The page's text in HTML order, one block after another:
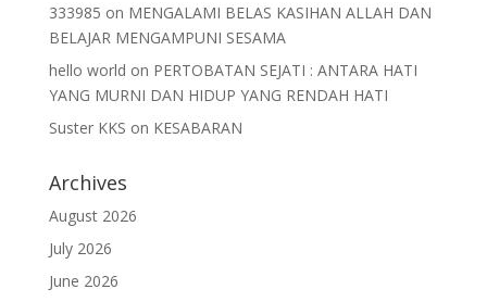
333985 on MENGALAMI BELAS KASIHAN ALLAH DAN
BELAJAR MENGAMPUNI SESAMA
hello world on PERTOBATAN SEJATI : ANTARA HATI
YANG MURNI DAN HIDUP YANG RENDAH HATI
Suster KKS on KESABARAN
Archives
August 2026
July 2026
June 2026